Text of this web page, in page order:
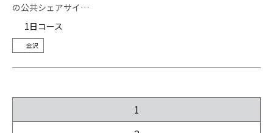
の公共シェアサイ…
1日コース
金沢
1